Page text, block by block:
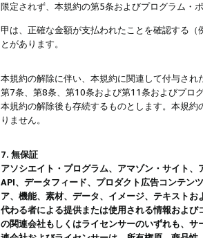
限定されず、本規約の第5条およびプログラム・
甲は、正確な金額が支払われたことを確認する
とがあります。
本規約の解除に伴い、本規約に関連して付与さ
第7条、第8条、第10条および第11条およびプロ
本規約の解除後も存続するものとします。本規
りません。
7. 無保証
アソシエイト・プログラム、アマゾン・サイト
API、データフィード、プロダクト広告コンテン
ア、機能、素材、データ、イメージ、テキスト
代わる者による提供または使用される情報およ
の関連会社もしくはライセンサーのいずれも、